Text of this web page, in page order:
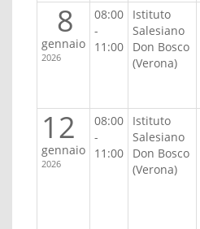
8
gennaio
2026
08:00
-
11:00
Istituto
Salesiano
Don Bosco
(Verona)
12
gennaio
2026
08:00
-
11:00
Istituto
Salesiano
Don Bosco
(Verona)